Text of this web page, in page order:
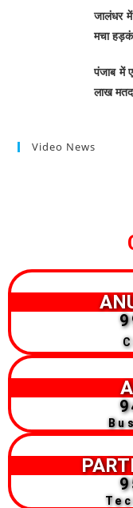
जालंधर में
मचा
पंजाब में
लाख
Video News